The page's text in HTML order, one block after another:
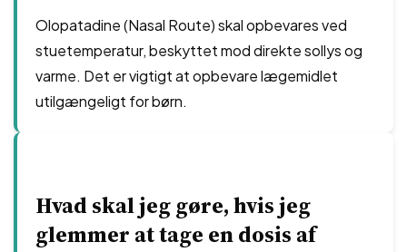
Olopatadine (Nasal Route) skal opbevares ved
stuetemperatur, beskyttet mod direkte sollys og
varme. Det er vigtigt at opbevare lægemidlet
utilgængeligt for børn.
Hvad skal jeg gøre, hvis jeg
glemmer at tage en dosis af